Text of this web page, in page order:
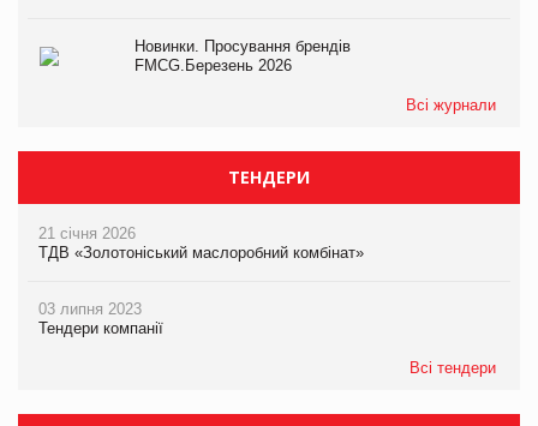
Новинки. Просування брендів
FMCG.Березень 2026
Всі журнали
ТЕНДЕРИ
21 січня 2026
ТДВ «Золотоніський маслоробний комбінат»
03 липня 2023
Тендери компанії
Всі тендери